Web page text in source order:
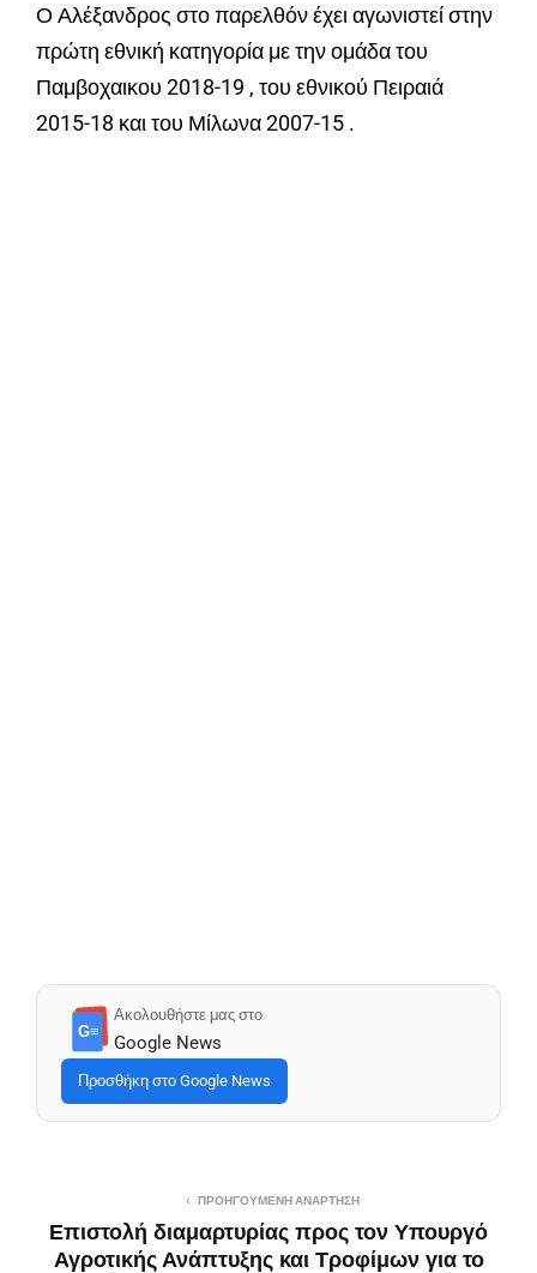
Ο Αλέξανδρος στο παρελθόν έχει αγωνιστεί στην
πρώτη εθνική κατηγορία με την ομάδα του
Παμβοχαικου 2018-19 , του εθνικού Πειραιά
2015-18 και του Μίλωνα 2007-15 .
G≡
Ακολουθήστε μας στο
Google News
Προσθήκη στο Google News
ΠΡΟΗΓΟΎΜΕΝΗ ΑΝΆΡΤΗΣΗ
Επιστολή διαμαρτυρίας προς τον Υπουργό
Αγροτικής Ανάπτυξης και Τροφίμων για το